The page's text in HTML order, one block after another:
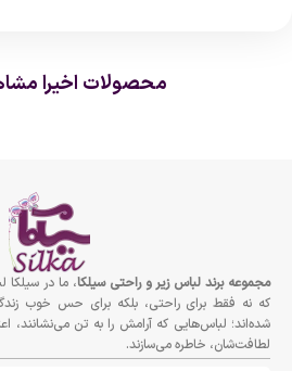
محصولات اخیرا
مجموعه برند لباس زير و راحتى سيلكا، ما در
که نه فقط برای راحتی، بلکه برای حس خوب
شده‌اند؛ لباس‌هایی که آرامش را به تن می‌نشانند،
لطافت‌شان، خاطره می‌سازند.